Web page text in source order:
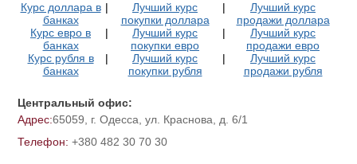
Курс доллара в
банках
|
Лучший курс
покупки доллара
|
Лучший курс
продажи доллара
Курс евро в
банках
|
Лучший курс
покупки евро
|
Лучший курс
продажи евро
Курс рубля в
банках
|
Лучший курс
покупки рубля
|
Лучший курс
продажи рубля
Центральный офис:
Адрес:65059, г. Одесса, ул. Краснова, д. 6/1
Телефон: +380 482 30 70 30